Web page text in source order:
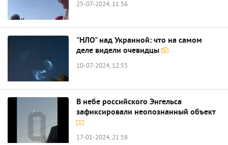
25-07-2024, 11:56
"НЛО" над Украиной: что на самом
деле видели очевидцы
10-07-2024, 12:55
В небе российского Энгельса
зафиксировали неопознанный объект
17-01-2024, 21:58